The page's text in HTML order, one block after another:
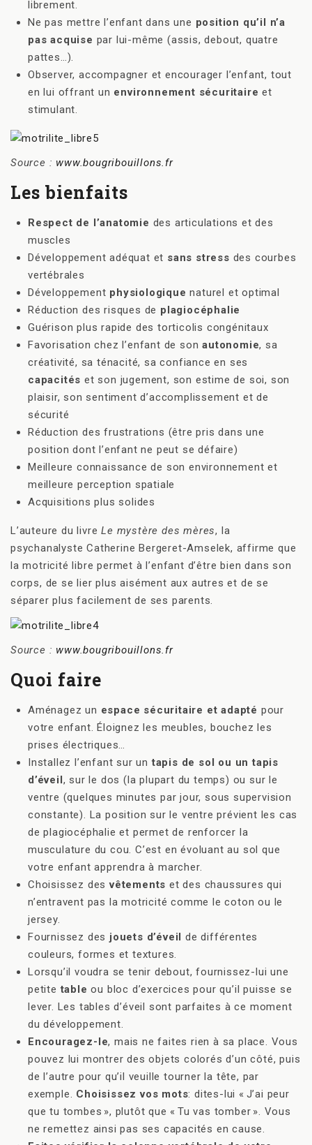
librement.
Ne pas mettre l’enfant dans une position qu’il n’a
pas acquise par lui-même (assis, debout, quatre
pattes…).
Observer, accompagner et encourager l’enfant, tout
en lui offrant un environnement sécuritaire et
stimulant.
Source : www.bougribouillons.fr
Les bienfaits
Respect de l’anatomie des articulations et des
muscles
Développement adéquat et sans stress des courbes
vertébrales
Développement physiologique naturel et optimal
Réduction des risques de plagiocéphalie
Guérison plus rapide des torticolis congénitaux
Favorisation chez l’enfant de sonautonomie, sa
créativité, sa ténacité, sa confiance en ses
capacités et son jugement, son estime de soi, son
plaisir, son sentiment d’accomplissement et de
sécurité
Réduction des frustrations (être pris dans une
position dont l’enfant ne peut se défaire)
Meilleure connaissance de son environnement et
meilleure perception spatiale
Acquisitions plus solides
L’auteure du livreLe mystère des mères, la
psychanalyste Catherine Bergeret-Amselek, affirme que
la motricité libre permet à l’enfant d’être bien dans son
corps, de se lier plus aisément aux autres et de se
séparer plus facilement de ses parents.
Source : www.bougribouillons.fr
Quoi faire
Aménagez un espace sécuritaire et adapté pour
votre enfant. Éloignez les meubles, bouchez les
prises électriques…
Installez l’enfant sur untapis de sol ou un tapis
d’éveil, sur le dos (la plupart du temps) ou sur le
ventre (quelques minutes par jour, sous supervision
constante). La position sur le ventre prévient les cas
de plagiocéphalie et permet de renforcer la
musculature du cou. C’est en évoluant au sol que
votre enfant apprendra à marcher.
Choisissez desvêtements et des chaussures qui
n’entravent pas la motricité comme le coton ou le
jersey.
Fournissez des jouets d’éveil de différentes
couleurs, formes et textures.
Lorsqu’il voudra se tenir debout, fournissez-lui une
petitetable ou bloc d’exercices pour qu’il puisse se
lever. Les tables d’éveil sont parfaites à ce moment
du développement.
Encouragez-le, mais ne faites rien à sa place. Vous
pouvez lui montrer des objets colorés d’un côté, puis
de l’autre pour qu’il veuille tourner la tête, par
exemple. Choisissez vos mots: dites-lui « J’ai peur
que tu tombes », plutôt que « Tu vas tomber ». Vous
ne remettez ainsi pas ses capacités en cause.